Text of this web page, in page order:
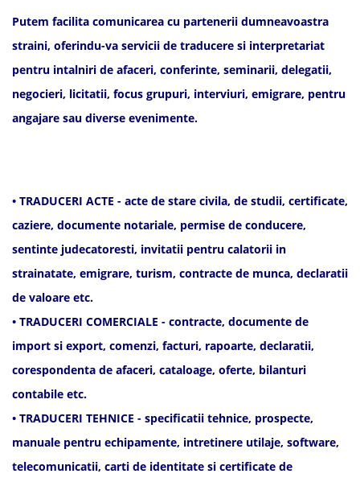
Putem facilita comunicarea cu partenerii dumneavoastra
straini, oferindu-va servicii de traducere si interpretariat
pentru intalniri de afaceri, conferinte, seminarii, delegatii,
negocieri, licitatii, focus grupuri, interviuri, emigrare, pentru
angajare sau diverse evenimente.
• TRADUCERI ACTE - acte de stare civila, de studii, certificate,
caziere, documente notariale, permise de conducere,
sentinte judecatoresti, invitatii pentru calatorii in
strainatate, emigrare, turism, contracte de munca, declaratii
de valoare etc.
• TRADUCERI COMERCIALE - contracte, documente de
import si export, comenzi, facturi, rapoarte, declaratii,
corespondenta de afaceri, cataloage, oferte, bilanturi
contabile etc.
• TRADUCERI TEHNICE - specificatii tehnice, prospecte,
manuale pentru echipamente, intretinere utilaje, software,
telecomunicatii, carti de identitate si certificate de